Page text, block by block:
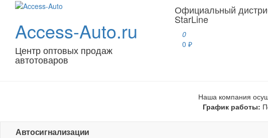
Access-Auto.ru
Центр оптовых продаж
автотоваров
Официальный
StarLine
0
0 ₽
Наша компания
График работы:
Автосигнализации